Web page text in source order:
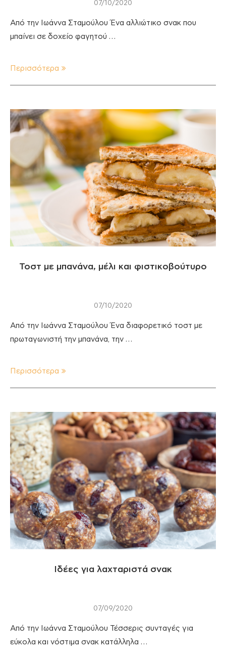
07/10/2020
Από την Ιωάννα Σταμούλου Ένα αλλιώτικο σνακ που
μπαίνει σε δοχείο φαγητού …
Περισσότερα
Τοστ με μπανάνα, μέλι και φιστικοβούτυρο
07/10/2020
Από την Ιωάννα Σταμούλου Ένα διαφορετικό τοστ με
πρωταγωνιστή την μπανάνα, την …
Περισσότερα
Ιδέες για λαχταριστά σνακ
07/09/2020
Από την Ιωάννα Σταμούλου Τέσσερις συνταγές για
εύκολα και νόστιμα σνακ κατάλληλα …